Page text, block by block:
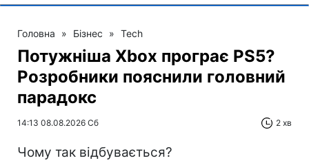
Головна » Бізнес » Tech
Потужніша Xbox програє PS5?
Розробники пояснили головний
парадокс
14:13 08.08.2026 Сб 2 хв
Чому так відбувається?